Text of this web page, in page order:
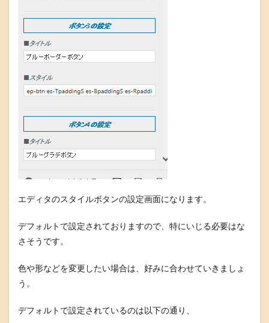
エディタのスタイルボタンの設定画面になります。
デフォルトで設定されておりますので、特にいじる必要はな
さそうです。
色や形などを変更したい場合は、好みに合わせていきましょ
う。
デフォルトで設定されているのは以下の通り、